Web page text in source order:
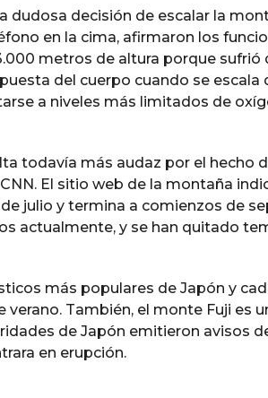
decisión de escalar la
en la cima, afirmaron los
metros de altura porque sufrió
del cuerpo cuando se
a niveles más limitados de
todavía más audaz por el hecho
El sitio web de la montaña
julio y termina a comienzos de
actualmente, y se han quitado
más populares de Japón y
También, el monte Fuji es
de Japón emitieron avisos
en erupción.